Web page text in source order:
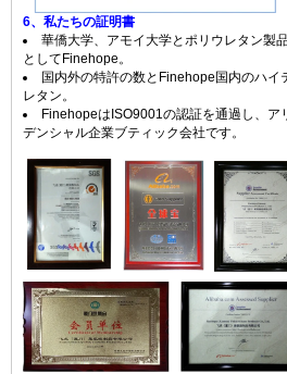
6、私たちの証明書
華僑大学、アモイ大学とポリウレタン製
としてFinehope。
国内外の特許の数とFinehope国内のハイ
レタン。
FinehopeはISO9001の認証を通過し、ア
デンシャル企業ブティック会社です。